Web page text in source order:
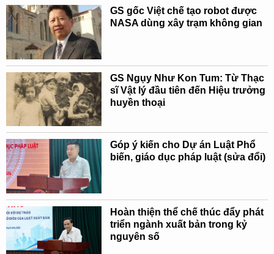
GS gốc Việt chế tạo robot được
NASA dùng xây trạm không gian
GS Ngụy Như Kon Tum: Từ Thạc
sĩ Vật lý đầu tiên đến Hiệu trưởng
huyền thoại
Góp ý kiến cho Dự án Luật Phổ
biến, giáo dục pháp luật (sửa đổi)
Hoàn thiện thể chế thúc đẩy phát
triển ngành xuất bản trong kỷ
nguyên số